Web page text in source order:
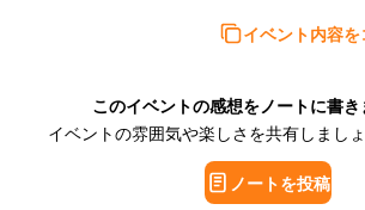
イベント内容
このイベントの感想をノートに書き
イベントの雰囲気や楽しさを共有しまし
ノートを投稿